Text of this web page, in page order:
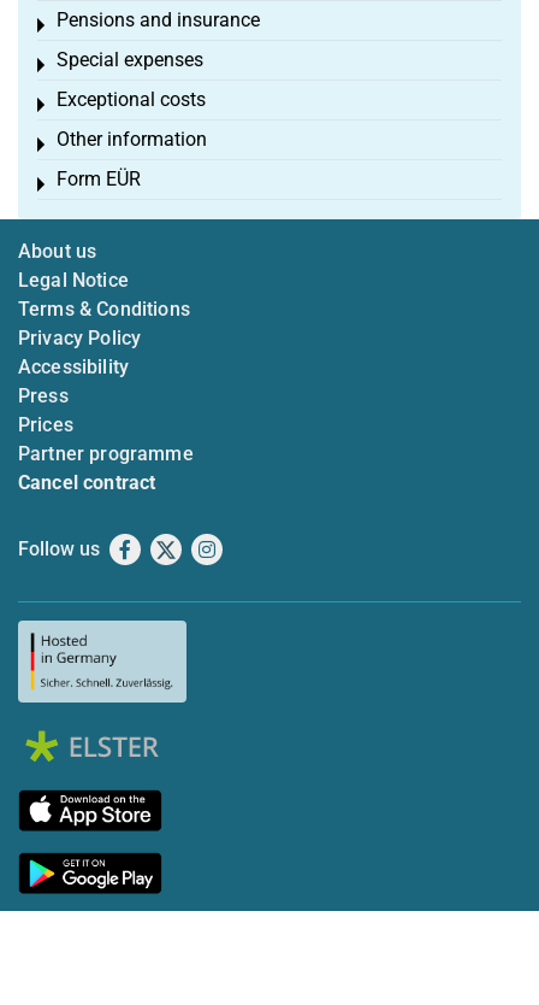
Pensions and insurance
Toggle menu
Special expenses
Toggle menu
Exceptional costs
Toggle menu
Other information
Toggle menu
Form EÜR
Toggle menu
About us
Legal Notice
Terms & Conditions
Privacy Policy
Accessibility
Press
Prices
Partner programme
Cancel contract
Follow us Facebook
X Instagram